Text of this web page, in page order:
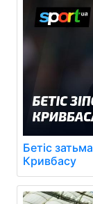
Бетіс
Кривбасу